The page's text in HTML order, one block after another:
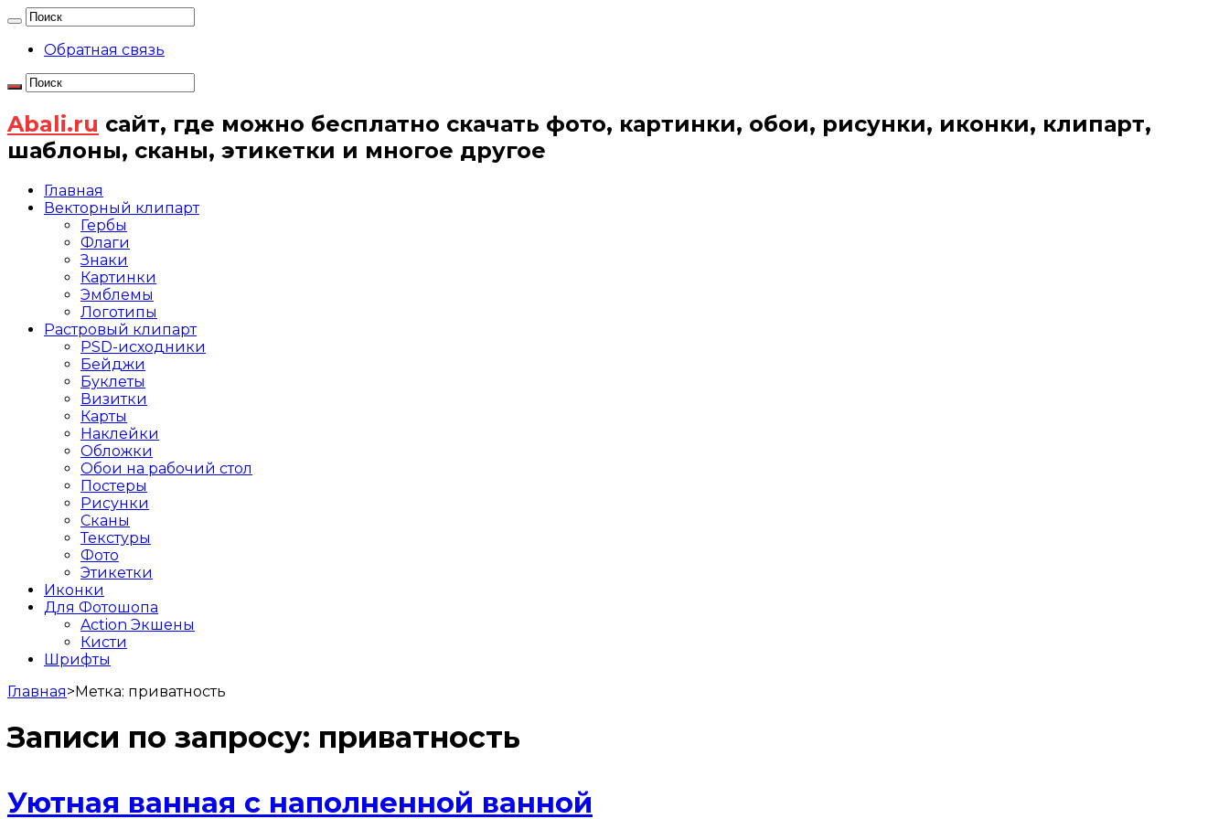
Обратная связь
Abali.ru сайт, где можно бесплатно скачать фото, картинки, обои, рисунки, иконки, клипарт,
шаблоны, сканы, этикетки и многое другое
Главная
Векторный клипарт
Гербы
Флаги
Знаки
Картинки
Эмблемы
Логотипы
Растровый клипарт
PSD-исходники
Бейджи
Буклеты
Визитки
Карты
Наклейки
Обложки
Обои на рабочий стол
Постеры
Рисунки
Сканы
Текстуры
Фото
Этикетки
Иконки
Для Фотошопа
Action Экшены
Кисти
Шрифты
Главная>Метка: приватность
Записи по запросу: приватность
Уютная ванная с наполненной ванной